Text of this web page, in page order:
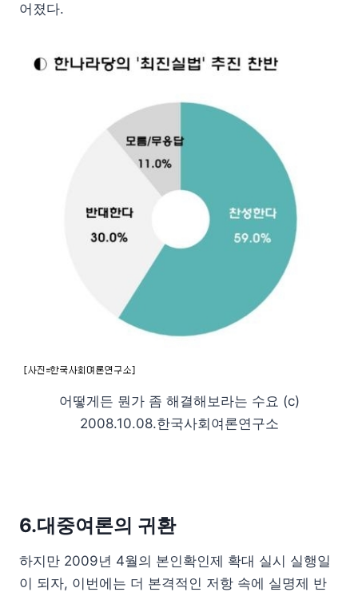
어졌다.
어떻게든 뭔가 좀 해결해보라는 수요 (c)
2008.10.08.한국사회여론연구소
6.대중여론의 귀환
하지만 2009년 4월의 본인확인제 확대 실시 실행일
이 되자, 이번에는 더 본격적인 저항 속에 실명제 반